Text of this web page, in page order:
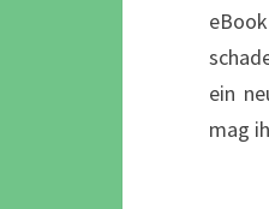
ein
mag